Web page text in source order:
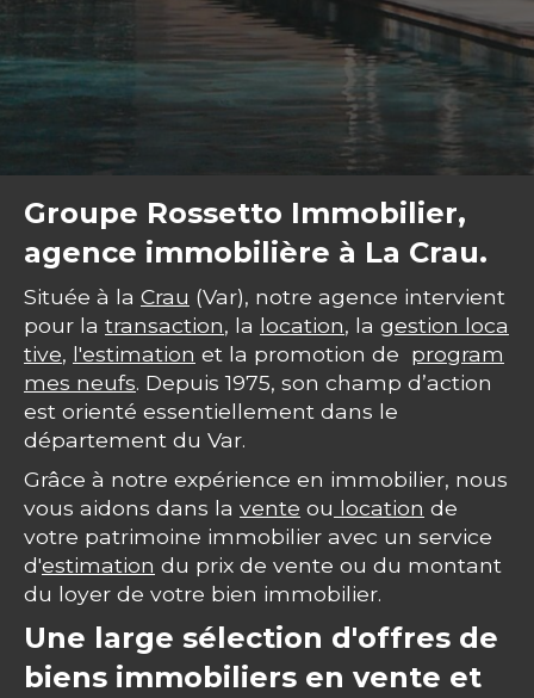
Groupe Rossetto Immobilier,
agence immobilière à La Crau.
Située à la Crau (Var), notre agence intervient
pour la transaction, la location, la gestion loca
tive, l'estimation et la promotion de program
mes neufs. Depuis 1975, son champ d’action
est orienté essentiellement dans le
département du Var.
Grâce à notre expérience en immobilier, nous
vous aidons dans la vente ou location de
votre patrimoine immobilier avec un service
d'estimation du prix de vente ou du montant
du loyer de votre bien immobilier.
Une large sélection d'offres de
biens immobiliers en vente et